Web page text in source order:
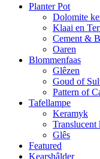
Planter Pot
Dolomite
Klaai en
Cement &
Oaren
Blommenfaas
Glêzen
Goud of
Pattern of
Tafellampe
Keramyk
Translucent
Glês
Featured
Kearshâlder